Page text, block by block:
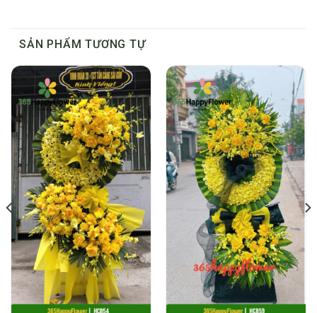
SẢN PHẨM TƯƠNG TỰ